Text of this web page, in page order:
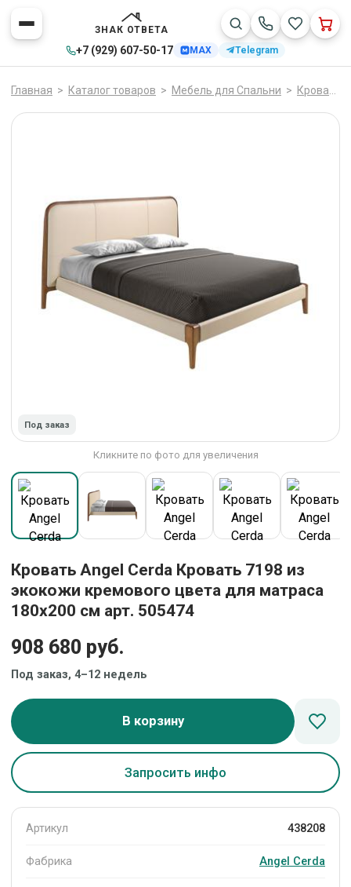
ЗНАК ОТВЕТА
+7 (929) 607-50-17 MAX Telegram
Главная > Каталог товаров > Мебель для Спальни > Кровати
Под заказ
Кликните по фото для увеличения
Кровать Angel Cerda Кровать 7198 из
экокожи кремового цвета для матраса
180x200 см арт. 505474
908 680 руб.
Под заказ, 4–12 недель
В корзину
Запросить инфо
Артикул 438208
Фабрика Angel Cerda